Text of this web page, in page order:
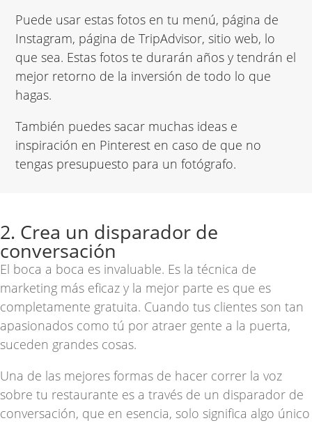
Puede usar estas fotos en tu menú, página de
Instagram, página de TripAdvisor, sitio web, lo
que sea. Estas fotos te durarán años y tendrán el
mejor retorno de la inversión de todo lo que
hagas.
También puedes sacar muchas ideas e
inspiración en Pinterest en caso de que no
tengas presupuesto para un fotógrafo.
2. Crea un disparador de
conversación
El boca a boca es invaluable. Es la técnica de
marketing más eficaz y la mejor parte es que es
completamente gratuita. Cuando tus clientes son tan
apasionados como tú por atraer gente a la puerta,
suceden grandes cosas.
Una de las mejores formas de hacer correr la voz
sobre tu restaurante es a través de un disparador de
conversación, que en esencia, solo significa algo único